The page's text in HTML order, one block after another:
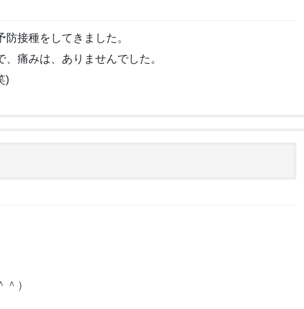
接種をしてきました。
痛みは、ありませんでした。
)
）